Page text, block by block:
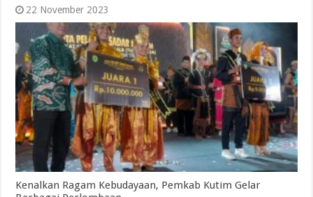
22 November 2023
Kenalkan Ragam Kebudayaan, Pemkab Kutim Gelar